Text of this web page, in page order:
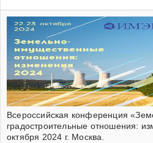
Всероссийская конференция
градостроительные отношения:
октября 2024 г. Москва.